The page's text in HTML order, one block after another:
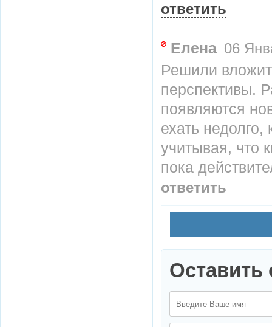
ответить
Елена 06
Решили
перспективы.
появляются
ехать
учитывая, что
пока
ответить
Оставить